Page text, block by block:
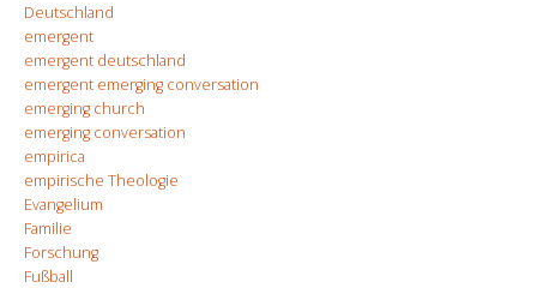
Deutschland
emergent
emergent deutschland
emergent emerging conversation
emerging church
emerging conversation
empirica
empirische Theologie
Evangelium
Familie
Forschung
Fußball